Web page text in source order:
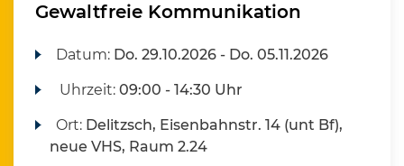
Gewaltfreie Kommunikation
Datum: Do. 29.10.2026 - Do. 05.11.2026
Uhrzeit:09:00 - 14:30 Uhr
Ort: Delitzsch, Eisenbahnstr. 14 (unt Bf),
neue VHS, Raum 2.24